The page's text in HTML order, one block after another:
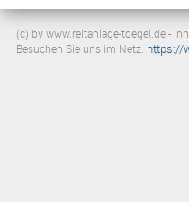
(c) by www.reitanlage-toegel.de -
Besuchen Sie uns im Netz: https://